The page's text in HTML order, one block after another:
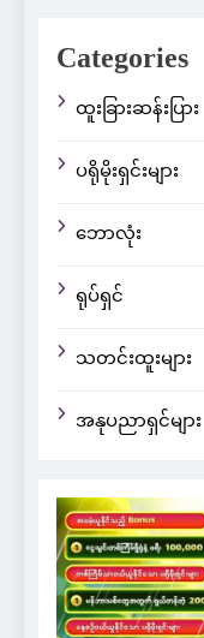
Categories
ထူးခြားဆန်းပြား
ပရိုမိုးရှင်းများ
ဘောလုံး
ရုပ်ရှင်
သတင်းထူးများ
အနုပညာရှင်များ